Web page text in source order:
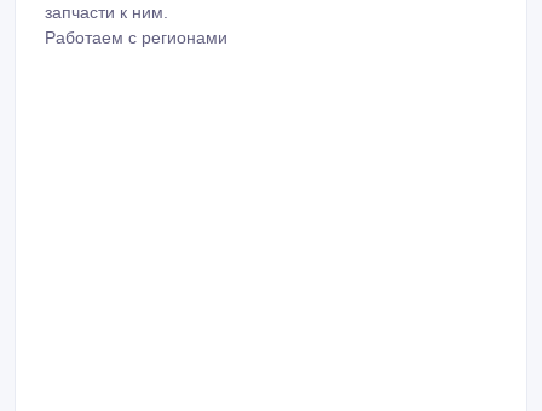
запчасти к ним.
Работаем с регионами